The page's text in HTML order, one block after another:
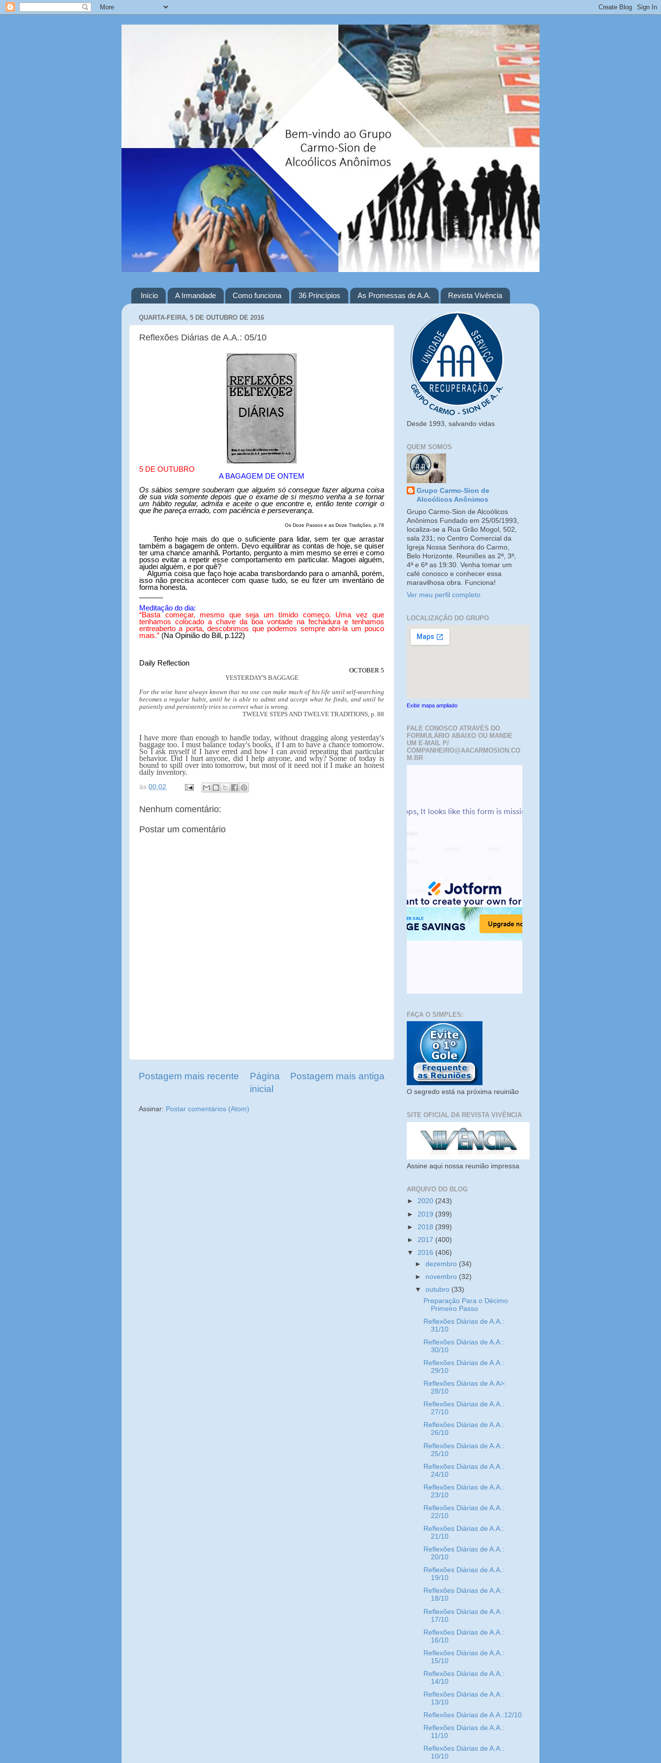
Início A Irmandade Como funciona 36 Princípios As Promessas de A.A. Revista Vivência
QUARTA-FEIRA, 5 DE OUTUBRO DE 2016
Reflexões Diárias de A.A.: 05/10
5 DE OUTUBRO
A BAGAGEM DE ONTEM
Os sábios sempre souberam que alguém só consegue fazer alguma coisa
de sua vida somente depois que o exame de si mesmo venha a se tornar
um hábito regular, admita e aceite o que encontre e, então tente corrigir o
que lhe pareça errado, com paciência e perseverança.
Os Doze Passos e as Doze Tradições, p.78
Tenho hoje mais do que o suficiente para lidar, sem ter que arrastar
também a bagagem de ontem. Devo equilibrar as contas de hoje, se quiser
ter uma chance amanhã. Portanto, pergunto a mim mesmo se errei e como
posso evitar a repetir esse comportamento em particular. Magoei alguém,
ajudei alguém, e por quê?
Alguma coisa que faço hoje acaba transbordando para o amanhã, porém,
isso não precisa acontecer com quase tudo, se eu fizer um inventário de
forma honesta.
Meditação do dia:
“Basta começar, mesmo que seja um tímido começo. Uma vez que
tenhamos colocado a chave da boa vontade na fechadura e tenhamos
entreaberto a porta, descobrimos que podemos sempre abri-la um pouco
mais.” (Na Opinião do Bill, p.122)
Daily Reflection
OCTOBER 5
YESTERDAY'S BAGGAGE
For the wise have always known that no one can make much of his life until self-searching
becomes a regular habit, until he is able to admit and accept what he finds, and until he
patiently and persistently tries to correct what is wrong.
TWELVE STEPS AND TWELVE TRADITIONS, p. 88
I have more than enough to handle today, without dragging along yesterday's
baggage too. I must balance today's books, if I am to have a chance tomorrow.
So I ask myself if I have erred and how I can avoid repeating that particular
behavior. Did I hurt anyone, did I help anyone, and why? Some of today is
bound to spill over into tomorrow, but most of it need not if I make an honest
daily inventory.
às 00:02
Nenhum comentário:
Postar um comentário
Postagem mais recente Postagem mais antiga
Página
inicial
Assinar: Postar comentários (Atom)
Desde 1993, salvando vidas
QUEM SOMOS
Grupo Carmo-Sion de
Alcoólicos Anônimos
Grupo Carmo-Sion de Alcoólicos
Anônimos Fundado em 25/05/1993,
localiza-se a Rua Grão Mogol, 502,
sala 231; no Centro Comercial da
Igreja Nossa Senhora do Carmo,
Belo Horizonte. Reuniões as 2ª, 3ª,
4ª e 6ª as 19:30. Venha tomar um
café conosco e conhecer essa
maravilhosa obra. Funciona!
Ver meu perfil completo
LOCALIZAÇÃO DO GRUPO
Exibir mapa ampliado
FALE CONOSCO ATRAVÉS DO
FORMULÁRIO ABAIXO OU MANDE
UM E-MAIL P/
COMPANHEIRO@AACARMOSION.CO
M.BR
FAÇA O SIMPLES:
O segredo está na próxima reuinião
SITE OFICIAL DA REVISTA VIVÊNCIA
Assine aqui nossa reunião impressa
ARQUIVO DO BLOG
► 2020 (243)
► 2019 (399)
► 2018 (399)
► 2017 (400)
▼ 2016 (406)
►dezembro (34)
► novembro (32)
▼outubro (33)
Preparação Para o Décimo
Primeiro Passo
Reflexões Diárias de A.A.:
31/10
Reflexões Diárias de A.A.:
30/10
Reflexões Diárias de A.A.:
29/10
Reflexões Diárias de A.A>:
28/10
Reflexões Diárias de A.A.:
27/10
Reflexões Diárias de A.A.:
26/10
Reflexões Diárias de A.A.:
25/10
Reflexões Diárias de A.A.:
24/10
Reflexões Diárias de A.A.:
23/10
Reflexões Diárias de A.A.:
22/10
Reflexões Diárias de A.A.:
21/10
Reflexões Diárias de A.A.:
20/10
Reflexões Diárias de A.A.:
19/10
Reflexões Diárias de A.A.:
18/10
Reflexões Diárias de A.A.:
17/10
Reflexões Diárias de A.A.:
16/10
Reflexões Diárias de A.A.:
15/10
Reflexões Diárias de A.A.:
14/10
Reflexões Diárias de A.A.:
13/10
Reflexões Diárias de A.A.:12/10
Reflexões Diárias de A.A.:
11/10
Reflexões Diárias de A.A.:
10/10